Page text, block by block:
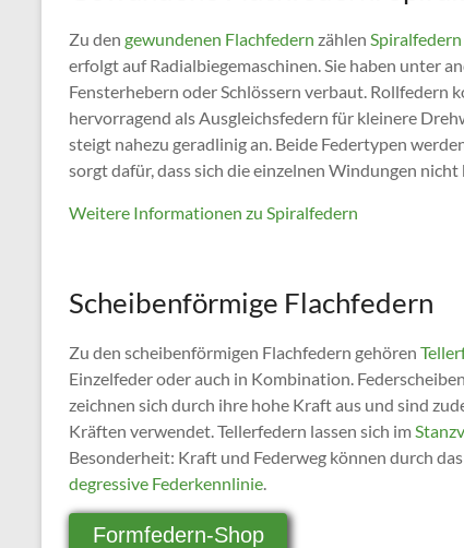
Zu den gewundenen Flachfedern zählen Spiralfedern
erfolgt auf Radialbiegemaschinen. Sie haben unter
Fensterhebern oder Schlössern verbaut. Rollfedern
hervorragend als Ausgleichsfedern für kleinere
steigt nahezu geradlinig an. Beide Federtypen
sorgt dafür, dass sich die einzelnen Windungen
Weitere Informationen zu Spiralfedern
Scheibenförmige Flachfedern
Zu den scheibenförmigen Flachfedern gehören
Einzelfeder oder auch in Kombination.
zeichnen sich durch ihre hohe Kraft aus und sind
Kräften verwendet. Tellerfedern lassen sich im
Besonderheit: Kraft und Federweg können durch
degressive Federkennlinie.
Formfedern-Shop